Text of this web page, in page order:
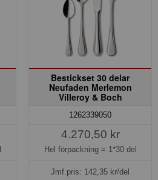
Bestickset 30 delar
Neufaden Merlemon
Villeroy & Boch
1262339050
4.270,50 kr
Hel förpackning = 1*30 del
Jmf.pris: 142,35 kr/del